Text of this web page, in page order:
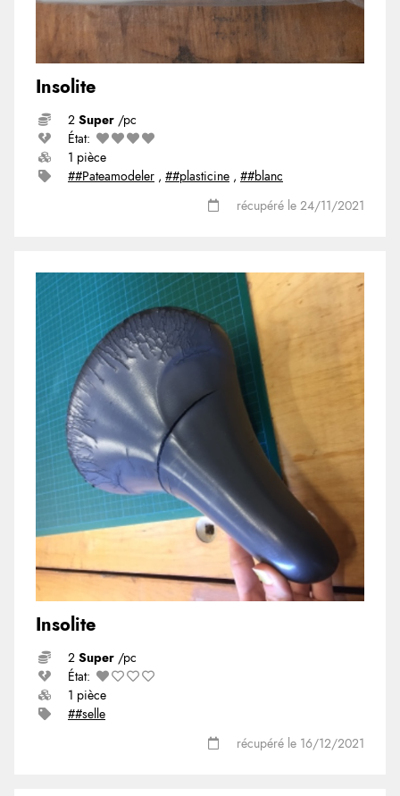
Insolite
2 Super /pc
État:
1 pièce
##Pateamodeler , ##plasticine , ##blanc
récupéré le 24/11/2021
Insolite
2 Super /pc
État:
1 pièce
##selle
récupéré le 16/12/2021